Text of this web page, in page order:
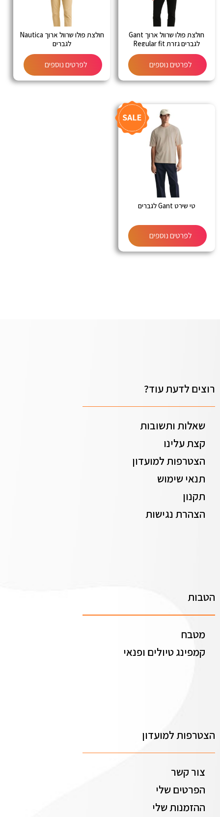
חולצת פולו שרוול ארוך Gant
לגברים גזרת Regular fit
לפרטים נוספים
חולצת פולו שרוול ארוך Nautica
לגברים
לפרטים נוספים
טי שירט Gant לגברים
לפרטים נוספים
רוצים לדעת עוד?
שאלות ותשובות
קצת עלינו
הצטרפות למועדון
תנאי שימוש
תקנון
הצהרת נגישות
הטבות
מטבח
קמפינג טיולים ופנאי
הצטרפות למועדון
צור קשר
הפרטים שלי
ההזמנות שלי